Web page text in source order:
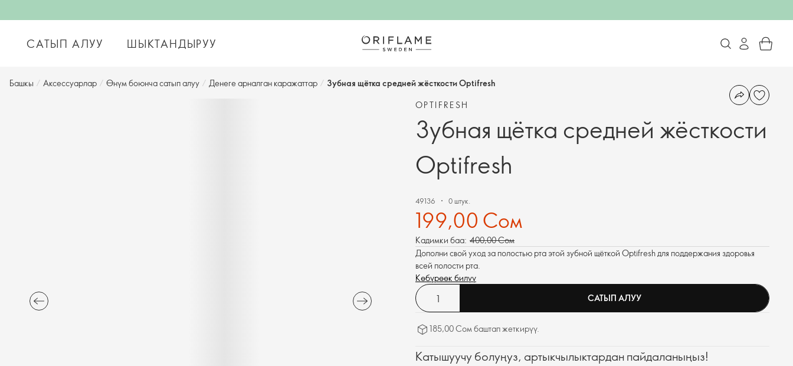
САТЫП АЛУУ ШЫКТАНДЫРУУ
Башкы / Аксессуарлар / Өнүм боюнча сатып алуу / Денеге арналган каражаттар / Зубная щётка средней жёсткости Optifresh
OPTIFRESH
Зубная щётка средней жёсткости
Optifresh
49136 0 штук.
199,00 Сом
Кадимки баа: 400,00 Сом
Дополни свой уход за полостью рта этой зубной щёткой Optifresh для поддержания здоровья
всей полости рта.
Көбүрөөк билүү
САТЫП АЛУУ
185,00 Сом баштап жеткирүү.
Катышуучу болуңуз, артыкчылыктардан пайдаланыңыз!